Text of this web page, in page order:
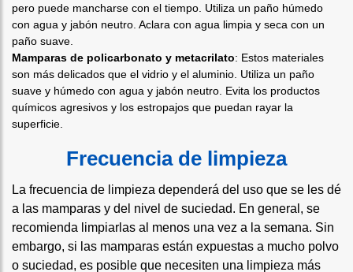
pero puede mancharse con el tiempo. Utiliza un paño húmedo
con agua y jabón neutro. Aclara con agua limpia y seca con un
paño suave.
Mamparas de policarbonato y metacrilato: Estos materiales
son más delicados que el vidrio y el aluminio. Utiliza un paño
suave y húmedo con agua y jabón neutro. Evita los productos
químicos agresivos y los estropajos que puedan rayar la
superficie.
Frecuencia de limpieza
La frecuencia de limpieza dependerá del uso que se les dé
a las mamparas y del nivel de suciedad. En general, se
recomienda limpiarlas al menos una vez a la semana. Sin
embargo, si las mamparas están expuestas a mucho polvo
o suciedad, es posible que necesiten una limpieza más